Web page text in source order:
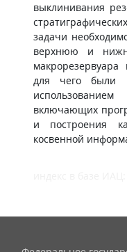
выклинивания
задачи
верхнюю и
для чего были
включающих
и построения
косвенной